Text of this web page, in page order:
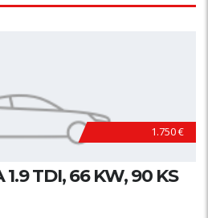
1.750 €
TDI, 66 KW, 90 KS